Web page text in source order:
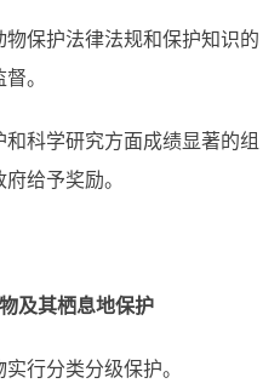
保护法律法规和保护知识的
。
科学研究方面成绩显著的组
给予奖励。
及其栖息地保护
行分类分级保护。